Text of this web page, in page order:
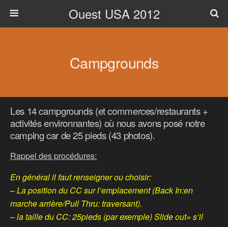
Ouest USA 2012
Campgrounds
Les 14 campgrounds (et commerces/restaurants +
activités environnantes) où nous avons posé notre
camping car de 25 pieds (43 photos).
Rappel des procédures:
En général il faut renseigner ou choisir:
– La position du CC sur l’emplacement (Back In:en
marche arrière/Pull Thru: traversant).
– la taille du CC: 25pieds (par exemple) Slide out= s’il